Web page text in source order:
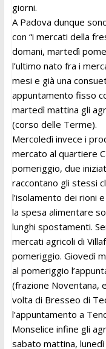
giorni.
A Padova dunque
con “i mercati della
domani, martedì
l’ultimo nato fra i
mesi e già una
appuntamento fisso
martedì mattina gli
(corso delle Terme).
Mercoledì invece i
mercato al quartiere
pomeriggio, due
raccontano gli stessi
l’isolamento dei rioni
la spesa alimentare
lunghi spostamenti.
mercati agricoli di
pomeriggio. Giovedì
al pomeriggio
(frazione Noventana,
volta di Bresseo di
l’appuntamento a
Monselice infine gli
sabato mattina,